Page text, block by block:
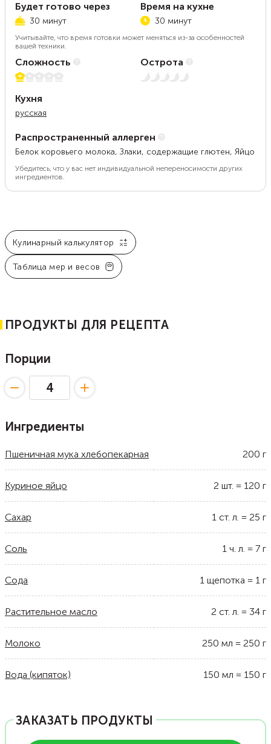
Будет готово через
30 минут
Время на кухне
30 минут
Учитывайте, что время готовки может меняться из-за особенностей
вашей техники.
Сложность
1 из 5
Острота
Нет остроты
Кухня
русская
Распространенный аллерген
Белок коровьего молока, Злаки, содержащие глютен, Яйцо
Убедитесь, что у вас нет индивидуальной непереносимости других
ингредиентов.
Кулинарный калькулятор
Таблица мер и весов
ПРОДУКТЫ ДЛЯ РЕЦЕПТА
Порции
Ингредиенты
Пшеничная мука хлебопекарная 200 г
Куриное яйцо 2 шт. = 120 г
Сахар 1 ст. л. = 25 г
Соль 1 ч. л. = 7 г
Сода 1 щепотка = 1 г
Растительное масло 2 ст. л. = 34 г
Молоко 250 мл = 250 г
Вода (кипяток) 150 мл = 150 г
ЗАКАЗАТЬ ПРОДУКТЫ